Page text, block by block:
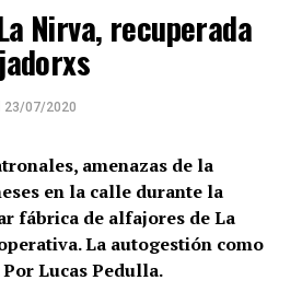
Nirva, recuperada
23/07/2020
amenazas de la
en la calle durante la
fábrica de alfajores de La
La autogestión como
Lucas Pedulla.